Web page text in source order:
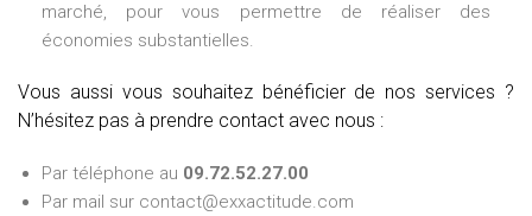
marché, pour vous permettre de réaliser des
économies substantielles.
Vous aussi vous souhaitez bénéficier de nos services ?
N’hésitez pas à prendre contact avec nous :
Par téléphone au 09.72.52.27.00
Par mail sur contact@exxactitude.com